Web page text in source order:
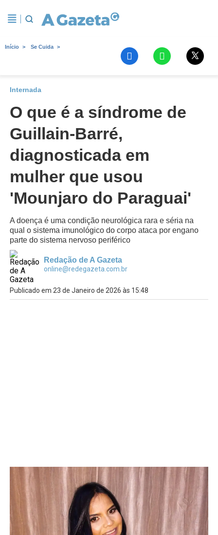
Início Se Cuida
Internada
O que é a síndrome de
Guillain-Barré,
diagnosticada em
mulher que usou
'Mounjaro do Paraguai'
A doença é uma condição neurológica rara e séria na
qual o sistema imunológico do corpo ataca por engano
parte do sistema nervoso periférico
Redação de A Gazeta
online@redegazeta.com.br
Publicado em 23 de Janeiro de 2026 às 15:48